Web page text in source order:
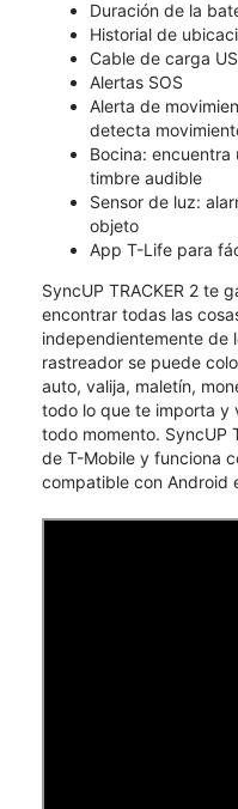
Duración de la
Historial de
Cable de carga
Alertas SOS
Alerta de
detecta
Bocina:
timbre audible
Sensor de luz:
objeto
App T-Life para
SyncUP TRACKER 2 te
encontrar todas las
independientemente de
rastreador se puede
auto, valija, maletín,
todo lo que te importa y
todo momento. SyncUP
de T-Mobile y funciona
compatible con Android